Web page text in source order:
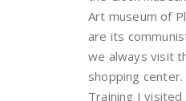
Art museum of
are its
we always visit
shopping
Training I visited